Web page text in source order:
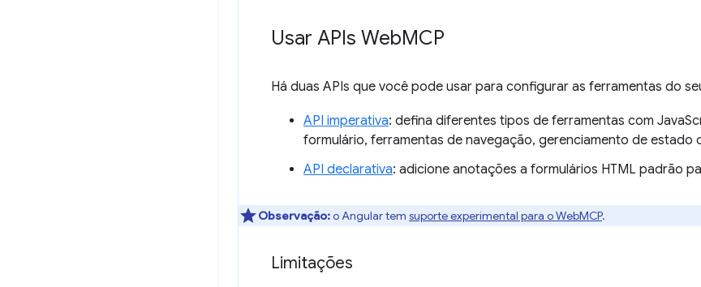
Usar APIs WebMCP
Há duas APIs que você pode usar para configurar as ferramentas do
API imperativa: defina diferentes tipos de ferramentas com
formulário, ferramentas de navegação, gerenciamento de estado
API declarativa: adicione anotações a formulários HTML padrão
Observação:o Angular tem suporte experimental para o WebMCP.
Limitações